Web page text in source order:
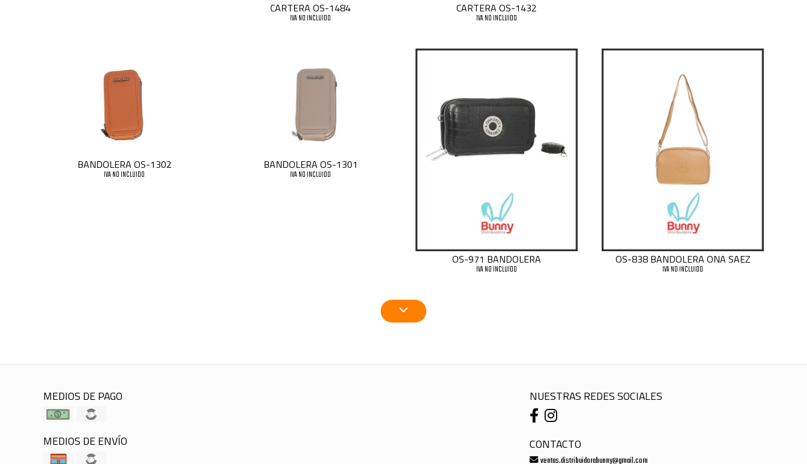
CARTERA OS-1484
IVA NO INCLUIDO
CARTERA OS-1432
IVA NO INCLUIDO
BANDOLERA OS-1302
IVA NO INCLUIDO
BANDOLERA OS-1301
IVA NO INCLUIDO
OS-971 BANDOLERA
IVA NO INCLUIDO
OS-838 BANDOLERA ONA SAEZ
IVA NO INCLUIDO
MEDIOS DE PAGO
MEDIOS DE ENVÍO
NUESTRAS REDES SOCIALES
CONTACTO
ventas.distribuidorabunny@gmail.com